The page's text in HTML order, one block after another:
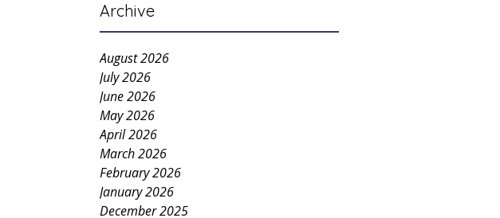
Archive
August 2026
July 2026
June 2026
May 2026
April 2026
March 2026
February 2026
January 2026
December 2025